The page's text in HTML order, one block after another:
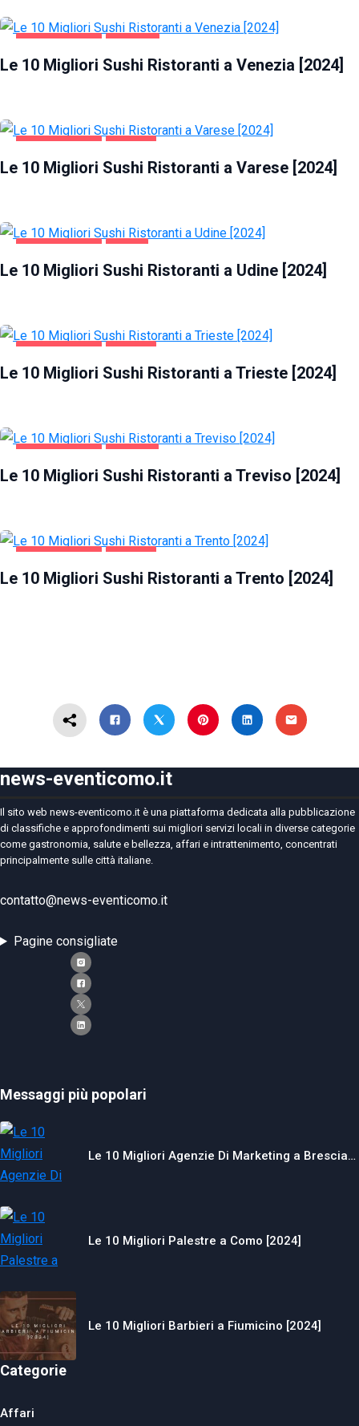
Le 10 Migliori Sushi Ristoranti a Venezia [2024]
Le 10 Migliori Sushi Ristoranti a Varese [2024]
Le 10 Migliori Sushi Ristoranti a Udine [2024]
Le 10 Migliori Sushi Ristoranti a Trieste [2024]
Le 10 Migliori Sushi Ristoranti a Treviso [2024]
Le 10 Migliori Sushi Ristoranti a Trento [2024]
news-eventicomo.it
Il sito web news-eventicomo.it è una piattaforma dedicata alla pubblicazione
di classifiche e approfondimenti sui migliori servizi locali in diverse categorie
come gastronomia, salute e bellezza, affari e intrattenimento, concentrati
principalmente sulle città italiane.
contatto@news-eventicomo.it
Pagine consigliate
Messaggi più popolari
Le 10 Migliori Agenzie Di Marketing a Brescia…
Le 10 Migliori Palestre a Como [2024]
Le 10 Migliori Barbieri a Fiumicino [2024]
Categorie
Affari